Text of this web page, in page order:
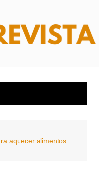
aquecer alimentos